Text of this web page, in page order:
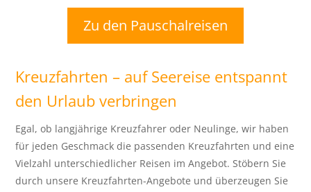
Zu den Pauschalreisen
Kreuzfahrten – auf Seereise entspannt
den Urlaub verbringen
Egal, ob langjährige Kreuzfahrer oder Neulinge, wir haben
für jeden Geschmack die passenden Kreuzfahrten und eine
Vielzahl unterschiedlicher Reisen im Angebot. Stöbern Sie
durch unsere Kreuzfahrten-Angebote und überzeugen Sie